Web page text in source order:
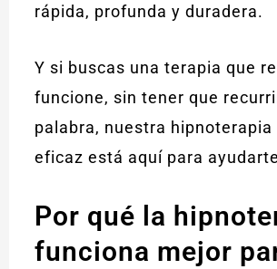
rápida, profunda y duradera.
Y si buscas una terapia que
funcione, sin tener que
palabra, nuestra hipnoterapia
eficaz está aquí para
Por qué la
funciona mejor